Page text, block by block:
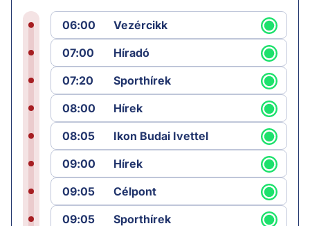
06:00
Vezércikk
07:00
Híradó
07:20
Sporthírek
08:00
Hírek
08:05
Ikon Budai Ivettel
09:00
Hírek
09:05
Célpont
09:05
Sporthírek